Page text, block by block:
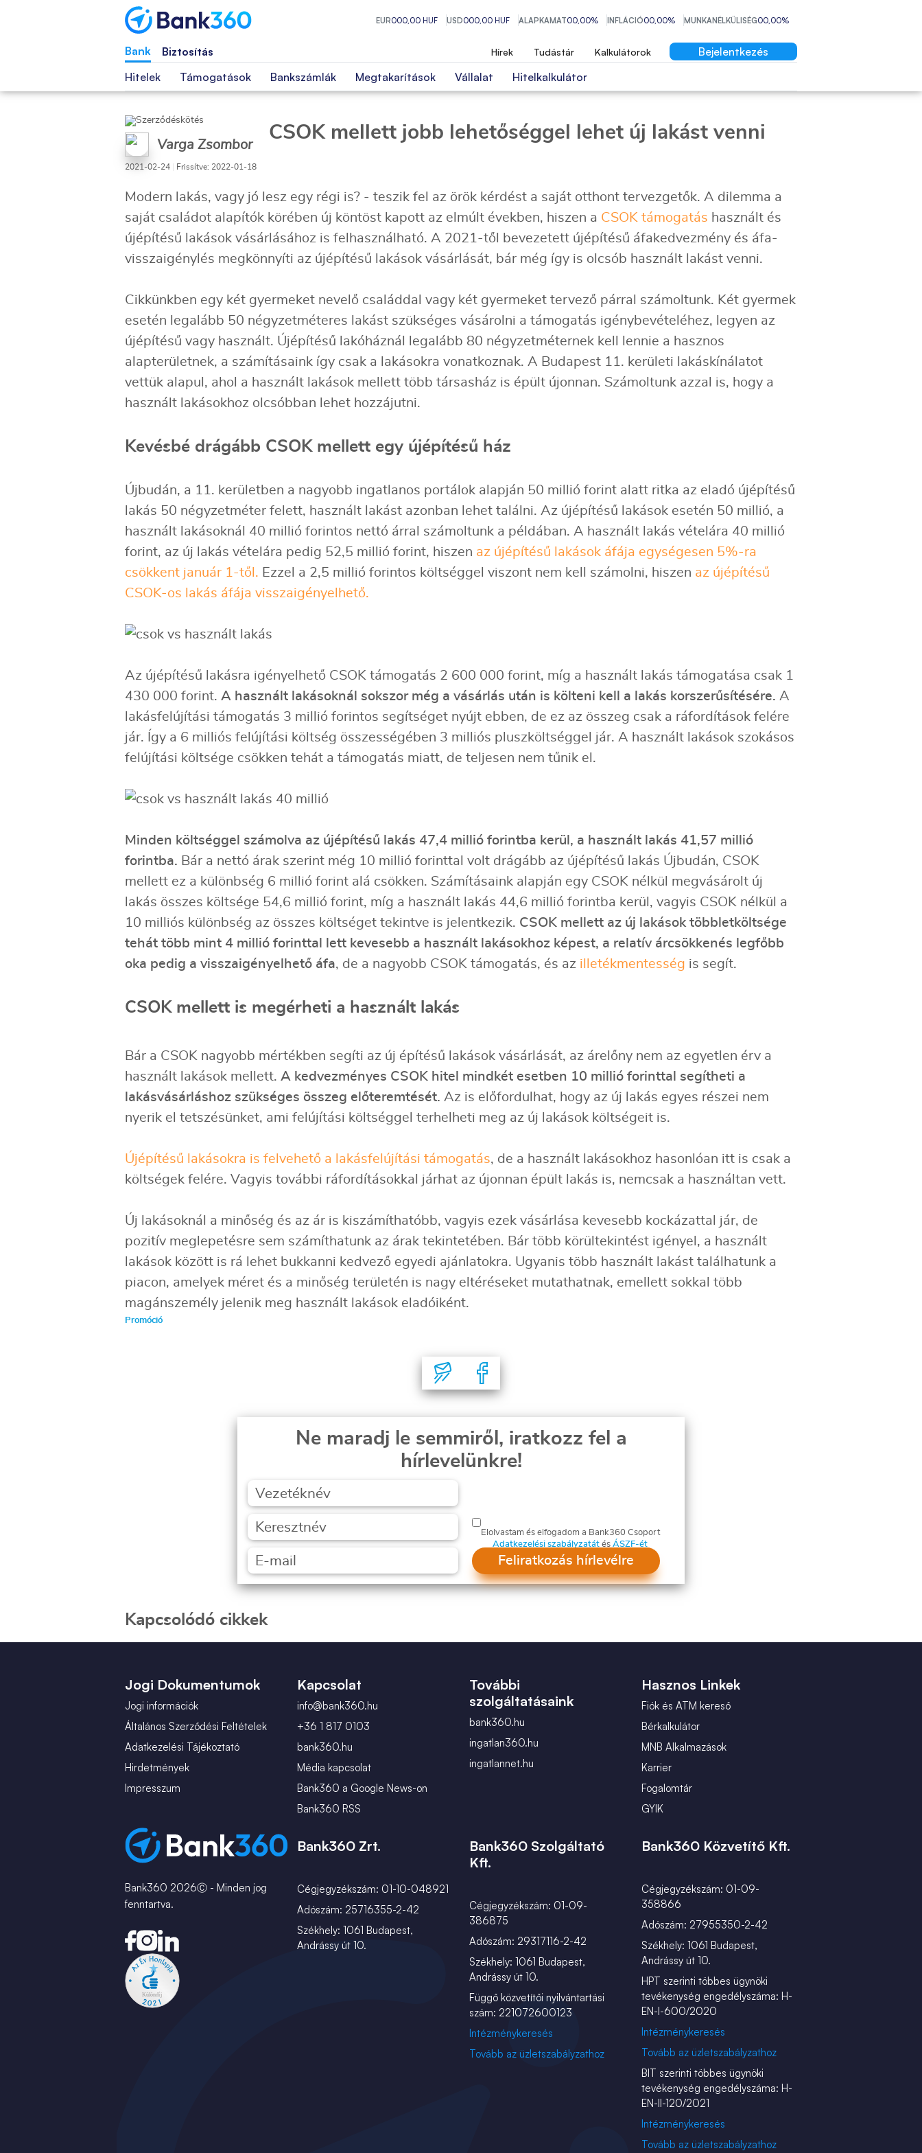
EUR000,00 HUF USD000,00 HUF ALAPKAMAT00,00% INFLÁCIÓ00,00% MUNKANÉLKÜLISÉG00,00%
Bank Biztosítás Hírek Tudástár Kalkulátorok
Bejelentkezés
Hitelek
Támogatások Bankszámlák Megtakarítások Vállalat Hitelkalkulátor
CSOK mellett jobb lehetőséggel lehet új lakást venni
Varga Zsombor
2021-02-24 Frissítve: 2022-01-18
Modern lakás, vagy jó lesz egy régi is? - teszik fel az örök kérdést a saját otthont tervezgetők. A dilemma a
saját családot alapítók körében új köntöst kapott az elmúlt években, hiszen a CSOK támogatás használt és
újépítésű lakások vásárlásához is felhasználható. A 2021-től bevezetett újépítésű áfakedvezmény és áfa-
visszaigénylés megkönnyíti az újépítésű lakások vásárlását, bár még így is olcsób használt lakást venni.
Cikkünkben egy két gyermeket nevelő családdal vagy két gyermeket tervező párral számoltunk. Két gyermek
esetén legalább 50 négyzetméteres lakást szükséges vásárolni a támogatás igénybevételéhez, legyen az
újépítésű vagy használt. Újépítésű lakóháznál legalább 80 négyzetméternek kell lennie a hasznos
alapterületnek, a számításaink így csak a lakásokra vonatkoznak. A Budapest 11. kerületi lakáskínálatot
vettük alapul, ahol a használt lakások mellett több társasház is épült újonnan. Számoltunk azzal is, hogy a
használt lakásokhoz olcsóbban lehet hozzájutni.
Kevésbé drágább CSOK mellett egy újépítésű ház
Újbudán, a 11. kerületben a nagyobb ingatlanos portálok alapján 50 millió forint alatt ritka az eladó újépítésű
lakás 50 négyzetméter felett, használt lakást azonban lehet találni. Az újépítésű lakások esetén 50 millió, a
használt lakásoknál 40 millió forintos nettó árral számoltunk a példában. A használt lakás vételára 40 millió
forint, az új lakás vételára pedig 52,5 millió forint, hiszen az újépítésű lakások áfája egységesen 5%-ra
csökkent január 1-től. Ezzel a 2,5 millió forintos költséggel viszont nem kell számolni, hiszen az újépítésű
CSOK-os lakás áfája visszaigényelhető.
Az újépítésű lakásra igényelhető CSOK támogatás 2 600 000 forint, míg a használt lakás támogatása csak 1
430 000 forint. A használt lakásoknál sokszor még a vásárlás után is költeni kell a lakás korszerűsítésére. A
lakásfelújítási támogatás 3 millió forintos segítséget nyújt ebben, de ez az összeg csak a ráfordítások felére
jár. Így a 6 milliós felújítási költség összességében 3 milliós pluszköltséggel jár. A használt lakások szokásos
felújítási költsége csökken tehát a támogatás miatt, de teljesen nem tűnik el.
Minden költséggel számolva az újépítésű lakás 47,4 millió forintba kerül, a használt lakás 41,57 millió
forintba. Bár a nettó árak szerint még 10 millió forinttal volt drágább az újépítésű lakás Újbudán, CSOK
mellett ez a különbség 6 millió forint alá csökken. Számításaink alapján egy CSOK nélkül megvásárolt új
lakás összes költsége 54,6 millió forint, míg a használt lakás 44,6 millió forintba kerül, vagyis CSOK nélkül a
10 milliós különbség az összes költséget tekintve is jelentkezik. CSOK mellett az új lakások többletköltsége
tehát több mint 4 millió forinttal lett kevesebb a használt lakásokhoz képest, a relatív árcsökkenés legfőbb
oka pedig a visszaigényelhető áfa, de a nagyobb CSOK támogatás, és az illetékmentesség is segít.
CSOK mellett is megérheti a használt lakás
Bár a CSOK nagyobb mértékben segíti az új építésű lakások vásárlását, az árelőny nem az egyetlen érv a
használt lakások mellett. A kedvezményes CSOK hitel mindkét esetben 10 millió forinttal segítheti a
lakásvásárláshoz szükséges összeg előteremtését. Az is előfordulhat, hogy az új lakás egyes részei nem
nyerik el tetszésünket, ami felújítási költséggel terhelheti meg az új lakások költségeit is.
Újépítésű lakásokra is felvehető a lakásfelújítási támogatás, de a használt lakásokhoz hasonlóan itt is csak a
költségek felére. Vagyis további ráfordításokkal járhat az újonnan épült lakás is, nemcsak a használtan vett.
Új lakásoknál a minőség és az ár is kiszámíthatóbb, vagyis ezek vásárlása kevesebb kockázattal jár, de
pozitív meglepetésre sem számíthatunk az árak tekintetében. Bár több körültekintést igényel, a használt
lakások között is rá lehet bukkanni kedvező egyedi ajánlatokra. Ugyanis több használt lakást találhatunk a
piacon, amelyek méret és a minőség területén is nagy eltéréseket mutathatnak, emellett sokkal több
magánszemély jelenik meg használt lakások eladóiként.
Promóció
Ne maradj le semmiről, iratkozz fel a
hírlevelünkre!
Elolvastam és elfogadom a Bank360 Csoport
Adatkezelési szabályzatát és ÁSZF-ét
Feliratkozás hírlevélre
Kapcsolódó cikkek
Jogi Dokumentumok
Jogi információk
Általános Szerződési Feltételek
Adatkezelési Tájékoztató
Hirdetmények
Impresszum
Kapcsolat
info@bank360.hu
+36 1 817 0103
bank360.hu
Média kapcsolat
Bank360 a Google News-on
Bank360 RSS
További
szolgáltatásaink
bank360.hu
ingatlan360.hu
ingatlannet.hu
Hasznos Linkek
Fiók és ATM kereső
Bérkalkulátor
MNB Alkalmazások
Karrier
Fogalomtár
GYIK
Bank360 2026Ⓒ - Minden jog
fenntartva.
Bank360 Zrt.
Cégjegyzékszám: 01-10-048921
Adószám: 25716355-2-42
Székhely: 1061 Budapest,
Andrássy út 10.
Bank360 Szolgáltató
Kft.
Cégjegyzékszám: 01-09-
386875
Adószám: 29317116-2-42
Székhely: 1061 Budapest,
Andrássy út 10.
Függő közvetítői nyilvántartási
szám: 221072600123
Intézménykeresés
Tovább az üzletszabályzathoz
Bank360 Közvetítő Kft.
Cégjegyzékszám: 01-09-
358866
Adószám: 27955350-2-42
Székhely: 1061 Budapest,
Andrássy út 10.
HPT szerinti többes ügynöki
tevékenység engedélyszáma: H-
EN-I-600/2020
Intézménykeresés
Tovább az üzletszabályzathoz
BIT szerinti többes ügynöki
tevékenység engedélyszáma: H-
EN-II-120/2021
Intézménykeresés
Tovább az üzletszabályzathoz